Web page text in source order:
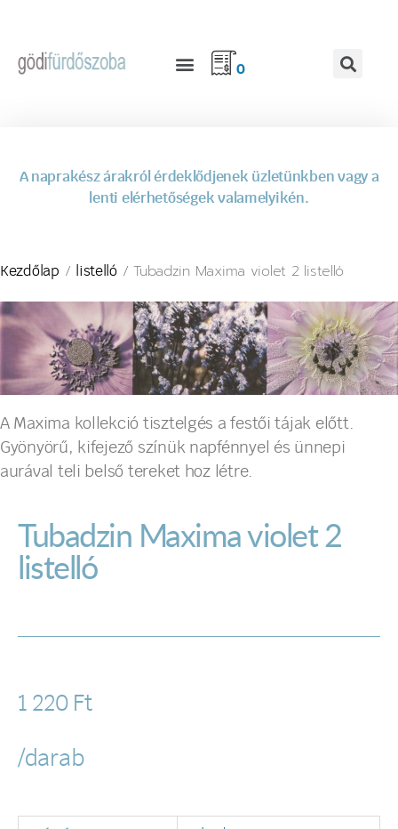
0
A naprakész árakról érdeklődjenek üzletünkben vagy a
lenti elérhetőségek valamelyikén.
Kezdőlap / listelló/ Tubadzin Maxima violet 2 listelló
A Maxima kollekció tisztelgés a festői tájak előtt.
Gyönyörű, kifejező színük napfénnyel és ünnepi
aurával teli belső tereket hoz létre.
Tubadzin Maxima violet 2
listelló
1 220 Ft
/darab